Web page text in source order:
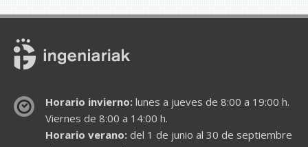
Horario invierno:lunes a jueves de 8:00 a 19:00 h.
Viernes de 8:00 a 14:00 h.
Horario verano:del 1 de junio al 30 de septiembre